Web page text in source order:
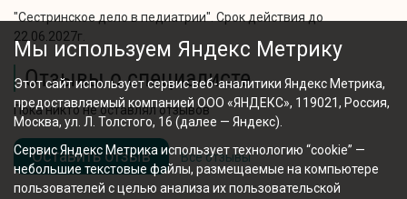
"Сестринское дело в педиатрии". Срок действия до
22.06.2027г.
Отзывы о специалисте
Пока никто не оставлял отзывов
Оставить отзыв Все отзывы
Мы используем Яндекс Метрику
Этот сайт использует сервис веб-аналитики Яндекс Метрика,
предоставляемый компанией ООО «ЯНДЕКС», 119021, Россия,
Москва, ул. Л. Толстого, 16 (далее — Яндекс).
Сервис Яндекс Метрика использует технологию “cookie” —
небольшие текстовые файлы, размещаемые на компьютере
пользователей с целью анализа их пользовательской